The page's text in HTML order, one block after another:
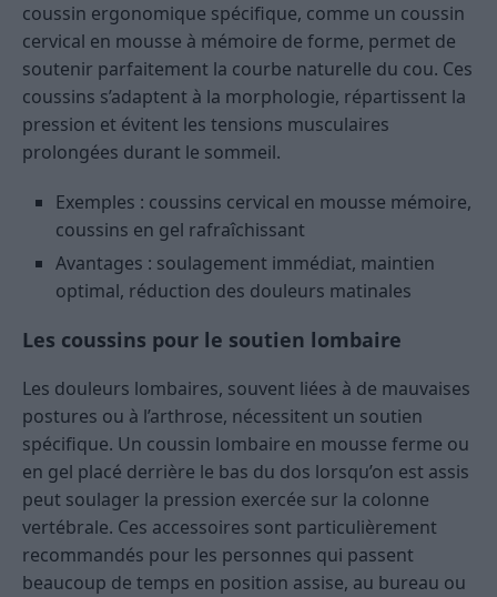
coussin ergonomique spécifique, comme un coussin
cervical en mousse à mémoire de forme, permet de
soutenir parfaitement la courbe naturelle du cou. Ces
coussins s’adaptent à la morphologie, répartissent la
pression et évitent les tensions musculaires
prolongées durant le sommeil.
Exemples : coussins cervical en mousse mémoire,
coussins en gel rafraîchissant
Avantages : soulagement immédiat, maintien
optimal, réduction des douleurs matinales
Les coussins pour le soutien lombaire
Les douleurs lombaires, souvent liées à de mauvaises
postures ou à l’arthrose, nécessitent un soutien
spécifique. Un coussin lombaire en mousse ferme ou
en gel placé derrière le bas du dos lorsqu’on est assis
peut soulager la pression exercée sur la colonne
vertébrale. Ces accessoires sont particulièrement
recommandés pour les personnes qui passent
beaucoup de temps en position assise, au bureau ou